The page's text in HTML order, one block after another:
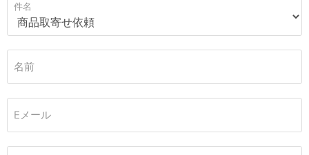
件名
名前
Eメール